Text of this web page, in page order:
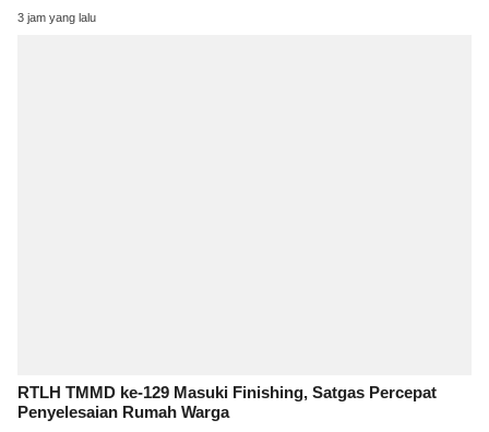
3 jam yang lalu
RTLH TMMD ke-129 Masuki Finishing, Satgas Percepat
Penyelesaian Rumah Warga